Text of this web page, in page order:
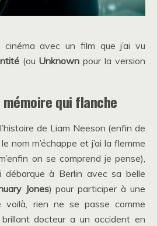
avec un film que j’ai vu
(ou Unknown pour la version
mémoire qui flanche
de Liam Neeson (enfin de
nom m’échappe et j’ai la flemme
on se comprend je pense),
débarque à Berlin avec sa belle
Jones) pour participer à une
voilà, rien ne se passe comme
docteur a un accident en